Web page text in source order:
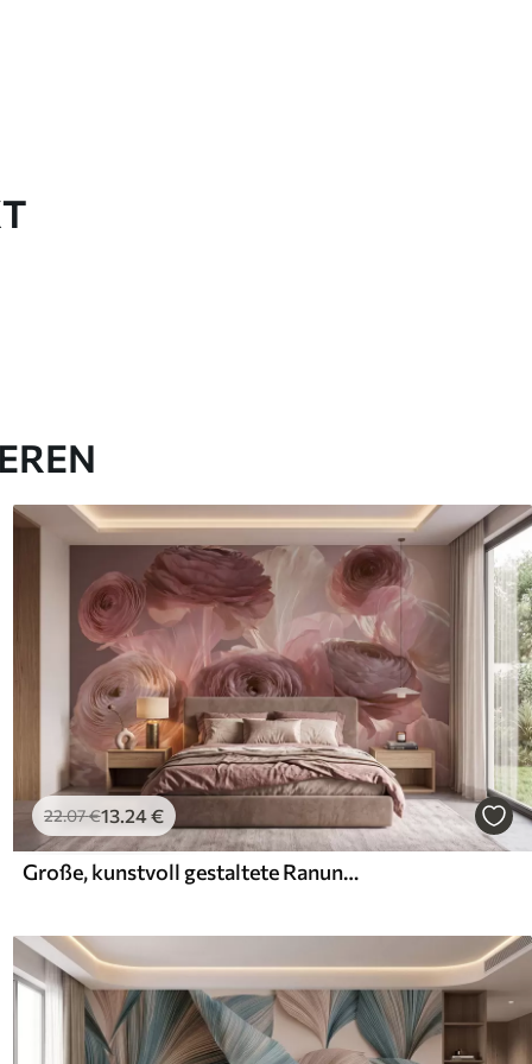
22.07€13.24€
Große, kunstvoll gestaltete Ranunkelblüten in zarten Rosa- und Cremetönen